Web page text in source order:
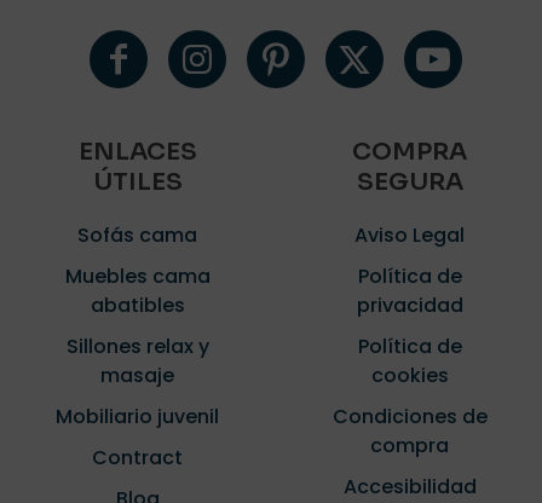
ENLACES
ÚTILES
Sofás cama
Muebles cama
abatibles
Sillones relax y
masaje
Mobiliario juvenil
Contract
COMPRA
SEGURA
Aviso Legal
Política de
privacidad
Política de
cookies
Condiciones de
compra
Accesibilidad